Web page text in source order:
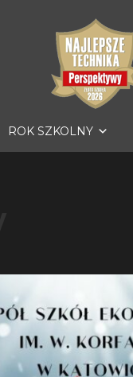
ROK SZKOLNY